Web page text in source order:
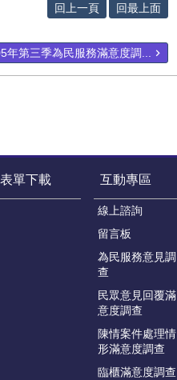
回上一頁 回最上面
年第三季為民服務滿意度調...
表單下載 互動專區
線上諮詢
留言板
為民服務意見調
查
民眾意見回覆滿
意度調查
陳情案件處理情
形滿意度調查
臨櫃滿意度調查